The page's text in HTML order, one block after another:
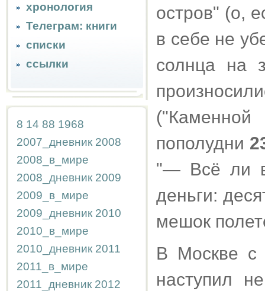
хронология
Телеграм: книги
списки
ссылки
8 14 88 1968
2007_дневник 2008
2008_в_мире
2008_дневник 2009
2009_в_мире
2009_дневник 2010
2010_в_мире
2010_дневник 2011
2011_в_мире
2011_дневник 2012
остров" (о,
в себе не
солнца на
пополудни
"— Всё ли
деньги:
мешок
В Москве с
наступил